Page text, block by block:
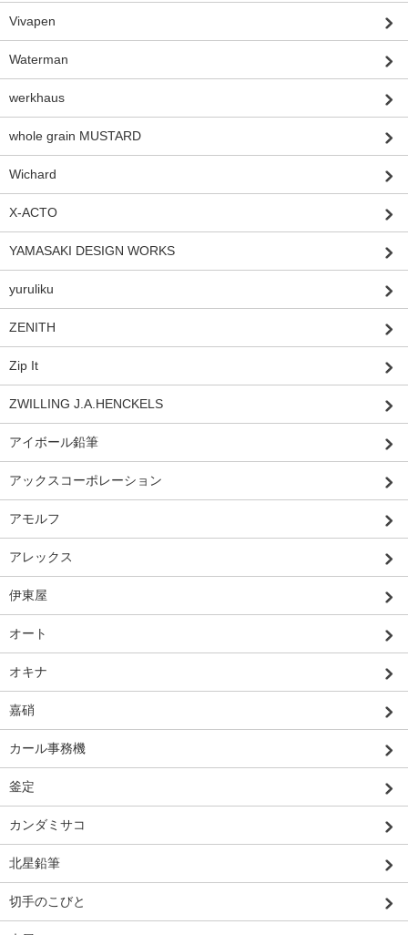
Vivapen
Waterman
werkhaus
whole grain MUSTARD
Wichard
X-ACTO
YAMASAKI DESIGN WORKS
yuruliku
ZENITH
Zip It
ZWILLING J.A.HENCKELS
アイボール鉛筆
アックスコーポレーション
アモルフ
アレックス
伊東屋
オート
オキナ
嘉硝
カール事務機
釜定
カンダミサコ
北星鉛筆
切手のこびと